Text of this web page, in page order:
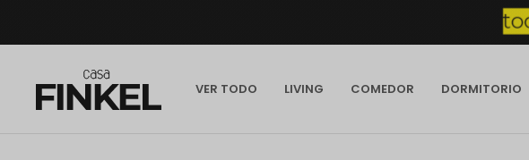
VER TODO LIVING COMEDOR DORMITORIO